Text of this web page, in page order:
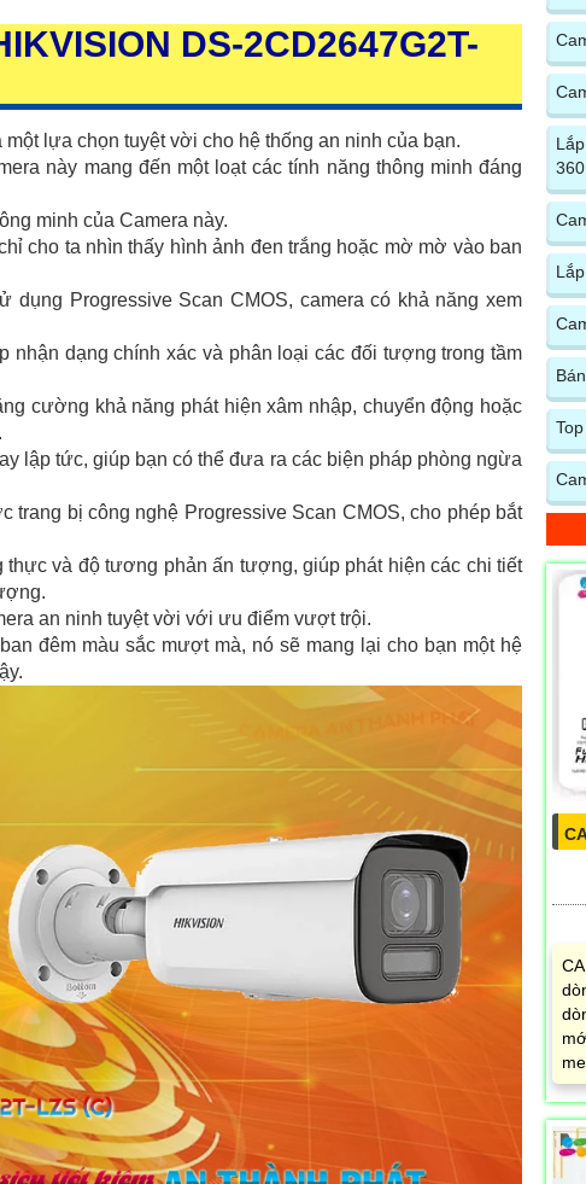
DS-2CD2647G2T-
một lựa chọn tuyệt vời cho hệ thống an ninh của bạn.
này mang đến một loạt các tính năng thông minh đáng
minh của Camera này.
cho ta nhìn thấy hình ảnh đen trắng hoặc mờ mờ vào ban
dụng Progressive Scan CMOS, camera có khả năng xem
nhận dạng chính xác và phân loại các đối tượng trong tầm
cường khả năng phát hiện xâm nhập, chuyển động hoặc
lập tức, giúp bạn có thể đưa ra các biện pháp phòng ngừa
trang bị công nghệ Progressive Scan CMOS, cho phép bắt
thực và độ tương phản ấn tượng, giúp phát hiện các chi tiết
an ninh tuyệt vời với ưu điểm vượt trội.
đêm màu sắc mượt mà, nó sẽ mang lại cho bạn một hệ